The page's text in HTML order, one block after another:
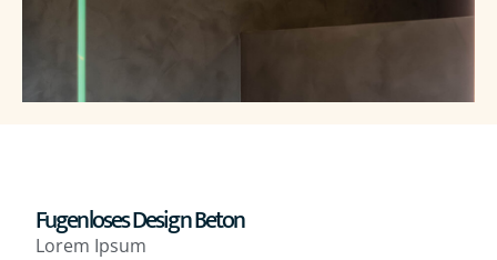
Fugenloses Design Beton
Lorem Ipsum